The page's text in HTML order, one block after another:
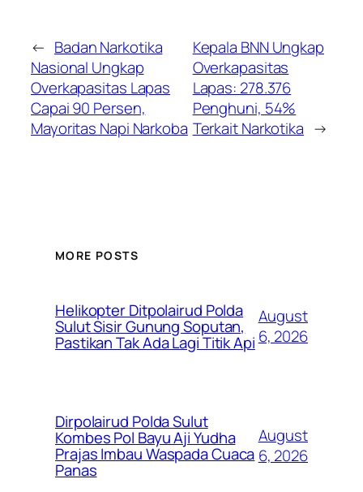
← Badan Narkotika
Nasional Ungkap
Overkapasitas Lapas
Capai 90 Persen,
Mayoritas Napi Narkoba
Kepala BNN Ungkap
Overkapasitas
Lapas: 278.376
Penghuni, 54%
Terkait Narkotika →
MORE POSTS
Helikopter Ditpolairud Polda
Sulut Sisir Gunung Soputan,
Pastikan Tak Ada Lagi Titik Api
August
6, 2026
Dirpolairud Polda Sulut
Kombes Pol Bayu Aji Yudha
Prajas Imbau Waspada Cuaca
Panas
August
6, 2026